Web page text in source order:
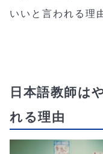
いいと言われる理
日本語教師は
れる理由